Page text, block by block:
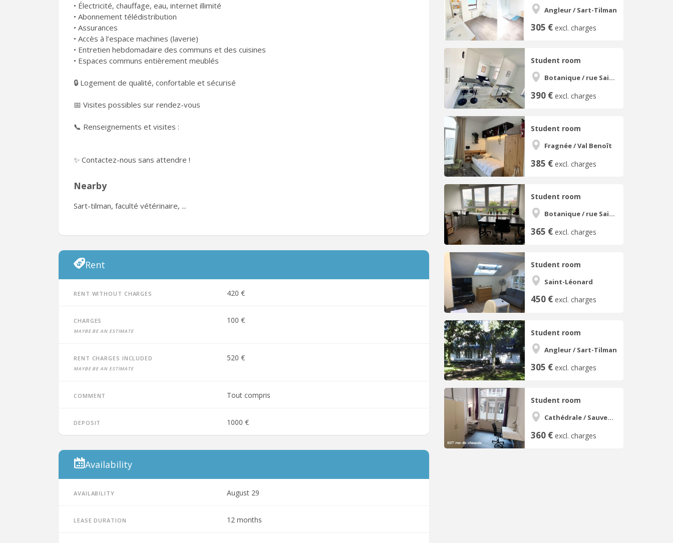
Angleur / Sart-Tilman
305 € excl. charges
Student room
Botanique / rue Saint-Gilles / Jonfosse
390 € excl. charges
Student room
Fragnée / Val Benoît
385 € excl. charges
Student room
Botanique / rue Saint-Gilles / Jonfosse
365 € excl. charges
Student room
Saint-Léonard
450 € excl. charges
Student room
Angleur / Sart-Tilman
305 € excl. charges
Student room
Cathédrale / Sauvenière / Saint-Denis
360 € excl. charges
• Électricité, chauffage, eau, internet illimité
• Abonnement télédistribution
• Assurances
• Accès à l’espace machines (laverie)
• Entretien hebdomadaire des communs et des cuisines
• Espaces communs entièrement meublés
🔒 Logement de qualité, confortable et sécurisé
📅 Visites possibles sur rendez-vous
📞 Renseignements et visites :
✨ Contactez-nous sans attendre !
Nearby
Sart-tilman, faculté vétérinaire, ...
Rent
Rent without charges 420 €
Charges
Maybe be an estimate
100 €
Rent charges included
Maybe be an estimate
520 €
Comment Tout compris
Deposit 1000 €
Availability
Availability August 29
Lease duration 12 months